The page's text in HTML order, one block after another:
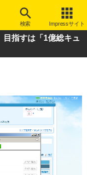
検索 Impressサイト
目指すは「1億総キュ